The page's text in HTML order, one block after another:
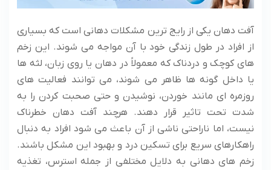
آفت دهان یکی از رایج ترین مشکلات دهانی است که بسیاری
از افراد در طول زندگی خود با آن مواجه می شوند. این زخم
های کوچک و دردناک که معمولاً در دهان یا روی زبان، لثه ها
یا داخل گونه ها ظاهر می شوند، می توانند فعالیت های
روزمره ای مانند خوردن، نوشیدن و حتی صحبت کردن را به
شدت تحت تاثیر قرار دهند. هرچند آفت دهان خطرناک
نیست، اما ناراحتی ناشی از آن باعث می شود افراد به دنبال
راهکارهای سریع برای تسکین درد و بهبود این مشکل باشند.
زخم های دهانی به دلایل مختلفی از جمله استرس، تغذیه